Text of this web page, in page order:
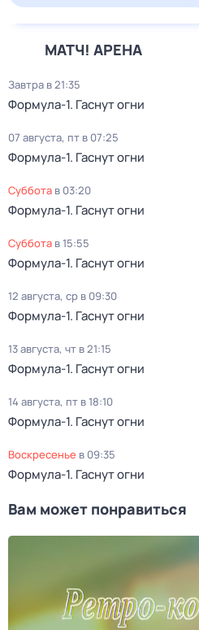
МАТЧ! АРЕНА
Завтра в 21:35
Формула-1. Гаснут огни
07 августа, пт в 07:25
Формула-1. Гаснут огни
суббота в 03:20
Формула-1. Гаснут огни
суббота в15:55
Формула-1. Гаснут огни
12 августа, ср в 09:30
Формула-1. Гаснут огни
13 августа, чт в 21:15
Формула-1. Гаснут огни
14 августа, пт в 18:10
Формула-1. Гаснут огни
воскресенье в 09:35
Формула-1. Гаснут огни
Вам может понравиться